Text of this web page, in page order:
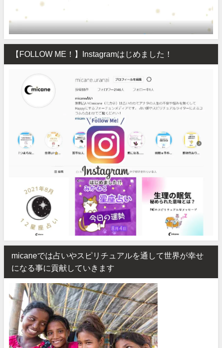
【FOLLOW ME！】Instagramはじめました！
micaneでは占いやスピリチュアルを通して世界が幸せ
になる事に貢献していきます